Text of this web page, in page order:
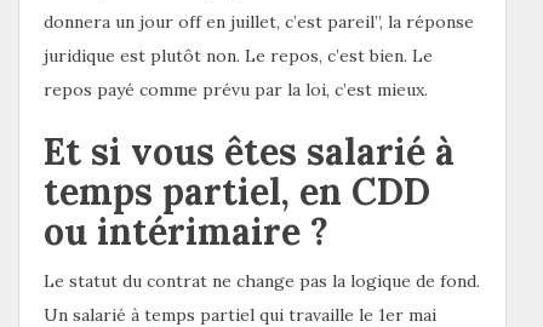
donnera un jour off en juillet, c’est pareil”, la réponse
juridique est plutôt non. Le repos, c’est bien. Le
repos payé comme prévu par la loi, c’est mieux.
Et si vous êtes salarié à
temps partiel, en CDD
ou intérimaire ?
Le statut du contrat ne change pas la logique de fond.
Un salarié à temps partiel qui travaille le 1er mai